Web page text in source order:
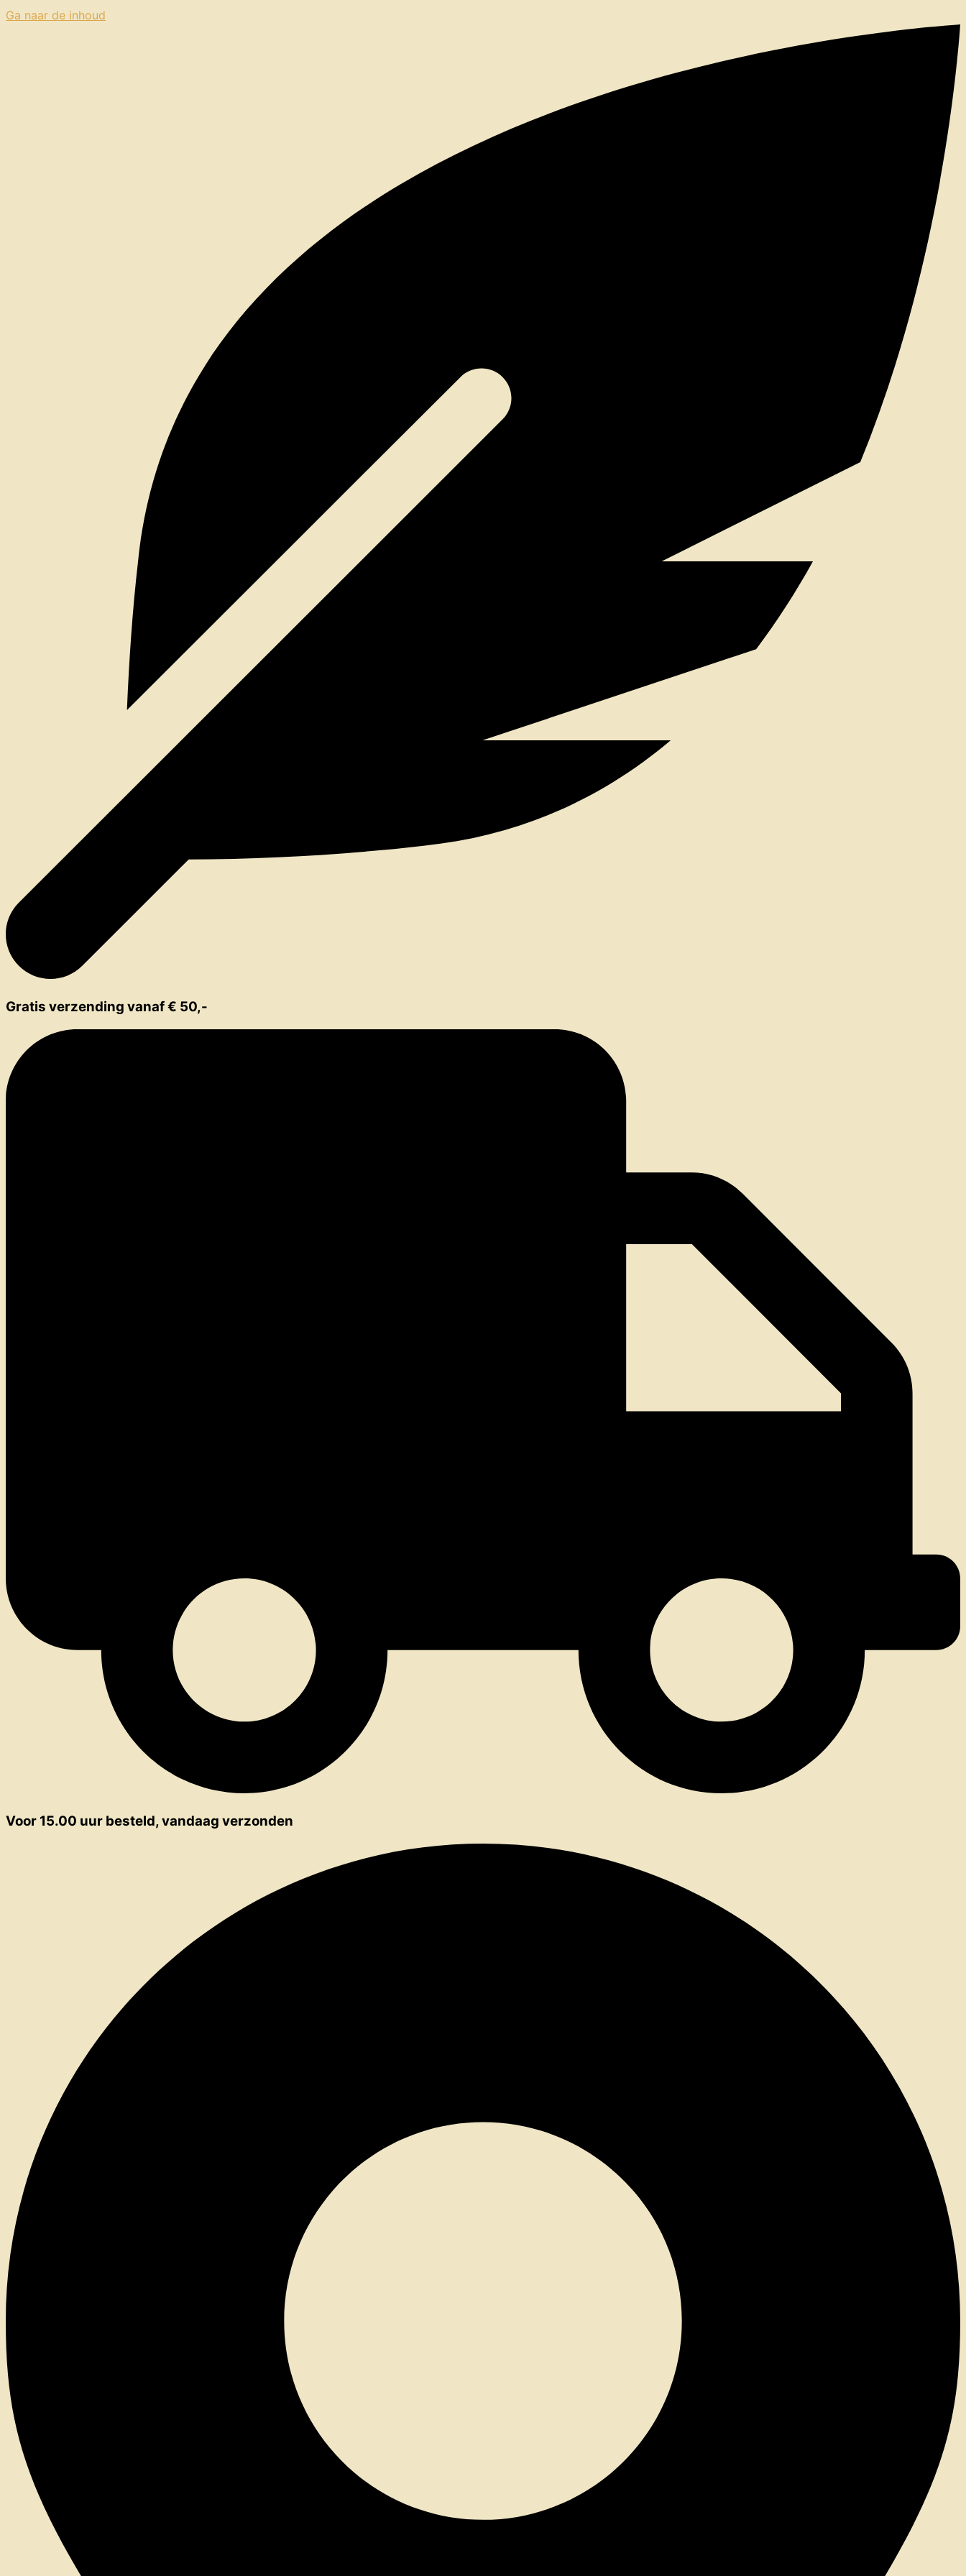
Ga naar de inhoud
Gratis verzending vanaf € 50,-
Voor 15.00 uur besteld, vandaag verzonden